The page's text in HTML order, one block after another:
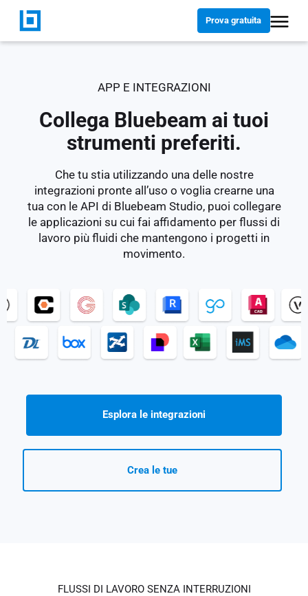
Prova gratuita
APP E INTEGRAZIONI
Collega Bluebeam ai tuoi
strumenti preferiti.
Che tu stia utilizzando una delle nostre
integrazioni pronte all’uso o voglia crearne una
tua con le API di Bluebeam Studio, puoi collegare
le applicazioni su cui fai affidamento per flussi di
lavoro più fluidi che mantengono i progetti in
movimento.
Esplora le integrazioni
Crea le tue
FLUSSI DI LAVORO SENZA INTERRUZIONI